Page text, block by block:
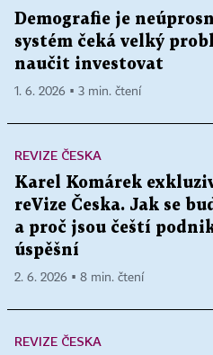
Demografie je
systém čeká velký
naučit investovat
1. 6. 2026 ▪ 3 min. čtení
REVIZE ČESKA
Karel Komárek
reVize Česka. Jak se
a proč jsou čeští
úspěšní
2. 6. 2026 ▪ 8 min. čtení
REVIZE ČESKA